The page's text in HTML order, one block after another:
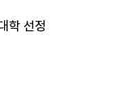
학 선정